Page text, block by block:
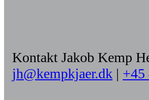
Kontakt Jakob Kemp
jh@kempkjaer.dk | +45